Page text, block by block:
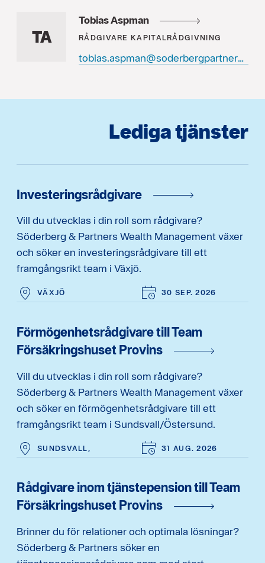
TA
Tobias Aspman
RÅDGIVARE KAPITALRÅDGIVNING
tobias.aspman@soderbergpartners.se
Lediga tjänster
Investeringsrådgivare
Vill du utvecklas i din roll som rådgivare?
Söderberg & Partners Wealth Management växer
och söker en investeringsrådgivare till ett
framgångsrikt team i Växjö.
VÄXJÖ 30 SEP. 2026
Förmögenhetsrådgivare till Team
Försäkringshuset Provins
Vill du utvecklas i din roll som rådgivare?
Söderberg & Partners Wealth Management växer
och söker en förmögenhetsrådgivare till ett
framgångsrikt team i Sundsvall/Östersund.
SUNDSVALL, 31 AUG. 2026
Rådgivare inom tjänstepension till Team
Försäkringshuset Provins
Brinner du för relationer och optimala lösningar?
Söderberg & Partners söker en